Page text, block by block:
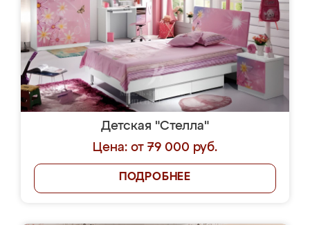
Детская "Стелла"
Цена: от 79 000 руб.
ПОДРОБНЕЕ